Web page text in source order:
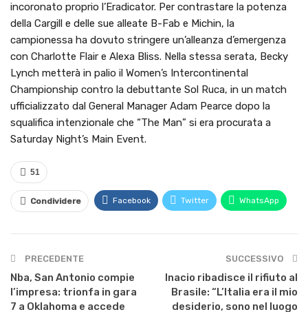
incoronato proprio l’Eradicator. Per contrastare la potenza
della Cargill e delle sue alleate B-Fab e Michin, la
campionessa ha dovuto stringere un’alleanza d’emergenza
con Charlotte Flair e Alexa Bliss. Nella stessa serata, Becky
Lynch metterà in palio il Women’s Intercontinental
Championship contro la debuttante Sol Ruca, in un match
ufficializzato dal General Manager Adam Pearce dopo la
squalifica intenzionale che “The Man” si era procurata a
Saturday Night’s Main Event.
51
Condividere Facebook Twitter WhatsApp
PRECEDENTE
Nba, San Antonio compie
l’impresa: trionfa in gara
7 a Oklahoma e accede
SUCCESSIVO
Inacio ribadisce il rifiuto al
Brasile: “L’Italia era il mio
desiderio, sono nel luogo